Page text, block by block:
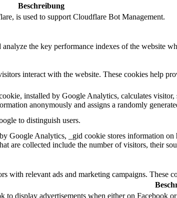
Beschreibung
is used to support Cloudflare Bot Management.
analyze the key performance indexes of the website
interact with the website. These cookies help
installed by Google Analytics, calculates
anonymously and assigns a randomly
to distinguish users.
Google Analytics, _gid cookie stores information
are collected include the number of visitors, their
with relevant ads and marketing campaigns. These
to display advertisements when either on